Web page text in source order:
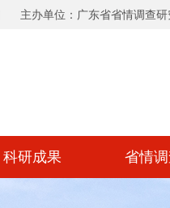
主办单位：广东省省情调查
科研成果 省情